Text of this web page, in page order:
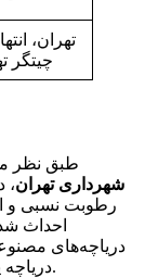
تهران،
چیتگر
طبق نظر
شهرداری تهران،
رطوبت نسبی و
احداث
دریاچهدر غرب پایتخت است.